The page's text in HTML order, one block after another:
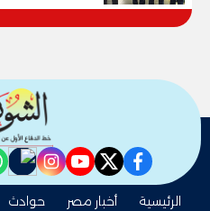
facebook
twitter
youtube
الرئيسية أخبار مصر حوادث